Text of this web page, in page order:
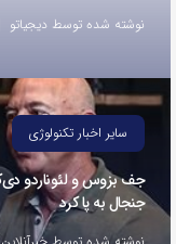
خود
اشتراک
بگذارید.
کپی
لینک
نوشته شده توسط دیجیاتو
سایر اخبار تکنولوژی
جنجال به پا کرد